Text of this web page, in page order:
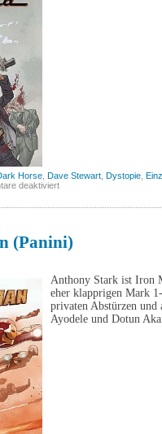
Horse Dave Stewart Dystopie
deaktiviertfür
(Panini)
Anthony Stark ist Iron
eher klapprigen Mark
privaten Abstürzen
Ayodele und Dotun